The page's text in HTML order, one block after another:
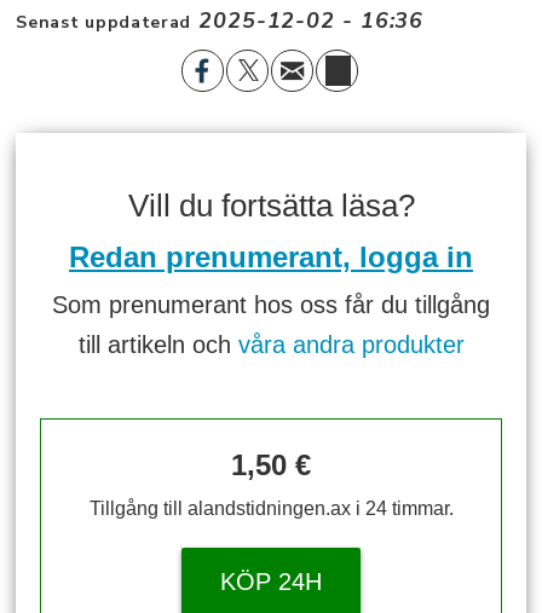
Senast uppdaterad 2025-12-02 - 16:36
Vill du fortsätta läsa?
Redan prenumerant, logga in
Som prenumerant hos oss får du tillgång
till artikeln och våra andra produkter
1,50 €
Tillgång till alandstidningen.ax i 24 timmar.
KÖP 24H